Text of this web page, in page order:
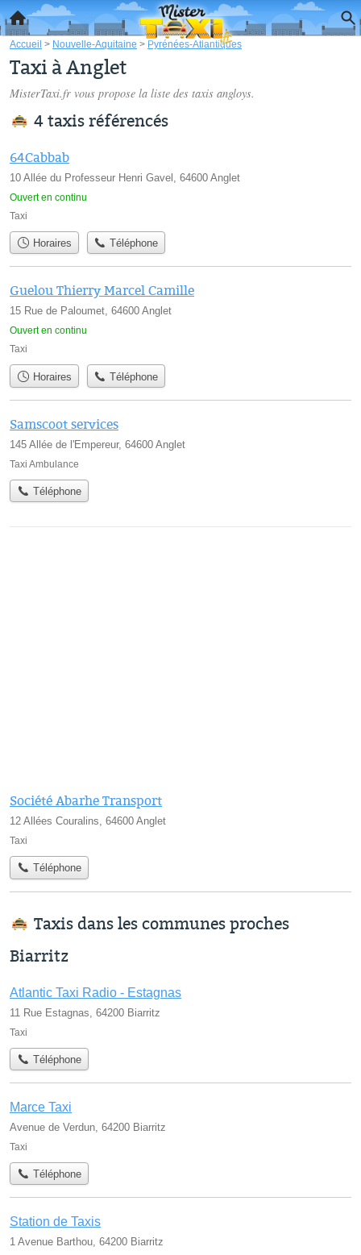
Accueil > Nouvelle-Aquitaine > Pyrénées-Atlantiques
Taxi à Anglet
MisterTaxi.fr vous propose la liste des taxis angloys.
4 taxis référencés
64Cabbab
10 Allée du Professeur Henri Gavel, 64600 Anglet
Ouvert en continu
Taxi
Horaires Téléphone
Guelou Thierry Marcel Camille
15 Rue de Paloumet, 64600 Anglet
Ouvert en continu
Taxi
Horaires Téléphone
Samscoot services
145 Allée de l'Empereur, 64600 Anglet
Taxi Ambulance
Téléphone
Société Abarhe Transport
12 Allées Couralins, 64600 Anglet
Taxi
Téléphone
Taxis dans les communes proches
Biarritz
Atlantic Taxi Radio - Estagnas
11 Rue Estagnas, 64200 Biarritz
Taxi
Téléphone
Marce Taxi
Avenue de Verdun, 64200 Biarritz
Taxi
Téléphone
Station de Taxis
1 Avenue Barthou, 64200 Biarritz